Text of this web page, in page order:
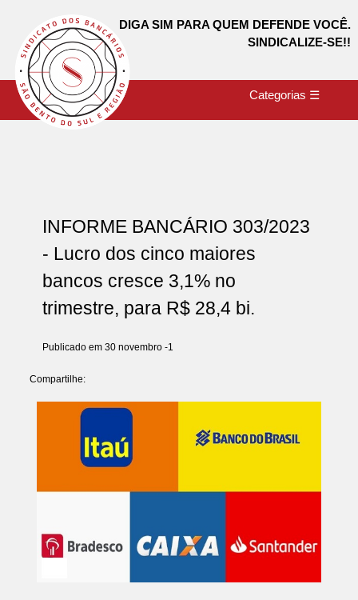
DIGA SIM PARA QUEM DEFENDE VOCÊ.
SINDICALIZE-SE!!
Categorias ☰
INFORME BANCÁRIO 303/2023
- Lucro dos cinco maiores
bancos cresce 3,1% no
trimestre, para R$ 28,4 bi.
Publicado em 30 novembro -1
Compartilhe: